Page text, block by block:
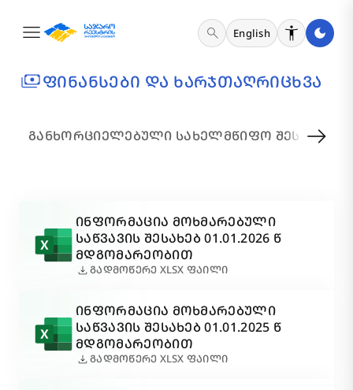
menu search English
paymentsᲤᲘᲜᲐᲜᲡᲔᲑᲘ ᲓᲐ ᲮᲐᲠᲯᲗᲐᲦᲠᲘᲪᲮᲕᲐ
ᲒᲐᲜᲮᲝᲠᲪᲘᲔᲚᲔᲑᲣᲚᲘ ᲡᲐᲮᲔᲚᲛᲬᲘᲤᲝ arrow_right_alt
ᲘᲜᲤᲝᲠᲛᲐᲪᲘᲐ ᲛᲝᲮᲛᲐᲠᲔᲑᲣᲚᲘ
ᲡᲐᲬᲕᲐᲕᲘᲡ ᲨᲔᲡᲐᲮᲔᲑ 01.01.2026 Წ
ᲛᲓᲒᲝᲛᲐᲠᲔᲝᲑᲘᲗ
downloadᲒᲐᲓᲛᲝᲬᲔᲠᲔ XLSX ᲤᲐᲘᲚᲘ
ᲘᲜᲤᲝᲠᲛᲐᲪᲘᲐ ᲛᲝᲮᲛᲐᲠᲔᲑᲣᲚᲘ
ᲡᲐᲬᲕᲐᲕᲘᲡ ᲨᲔᲡᲐᲮᲔᲑ 01.01.2025 Წ
ᲛᲓᲒᲝᲛᲐᲠᲔᲝᲑᲘᲗ
downloadᲒᲐᲓᲛᲝᲬᲔᲠᲔ XLSX ᲤᲐᲘᲚᲘ